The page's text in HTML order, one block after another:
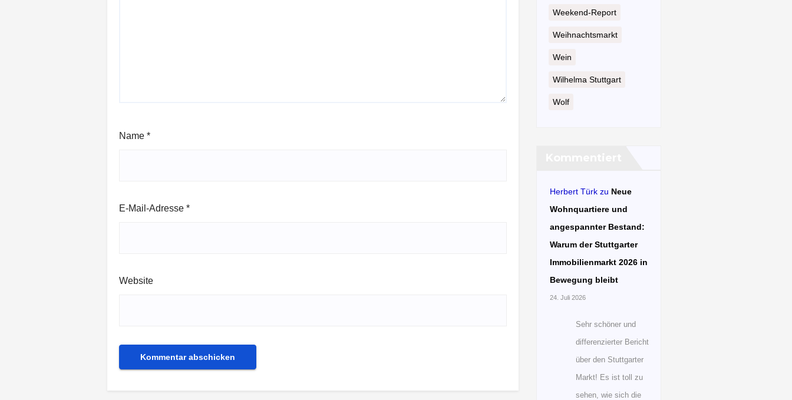
Name *
E-Mail-Adresse *
Website
Weekend-Report
Weihnachtsmarkt
Wein
Wilhelma Stuttgart
Wolf
Herbert Türkzu Neue
Wohnquartiere und
angespannter Bestand:
Warum der Stuttgarter
Immobilienmarkt 2026 in
Bewegung bleibt
24. Juli 2026
Sehr schöner und
differenzierter Bericht
über den Stuttgarter
Markt! Es ist toll zu
sehen, wie sich die